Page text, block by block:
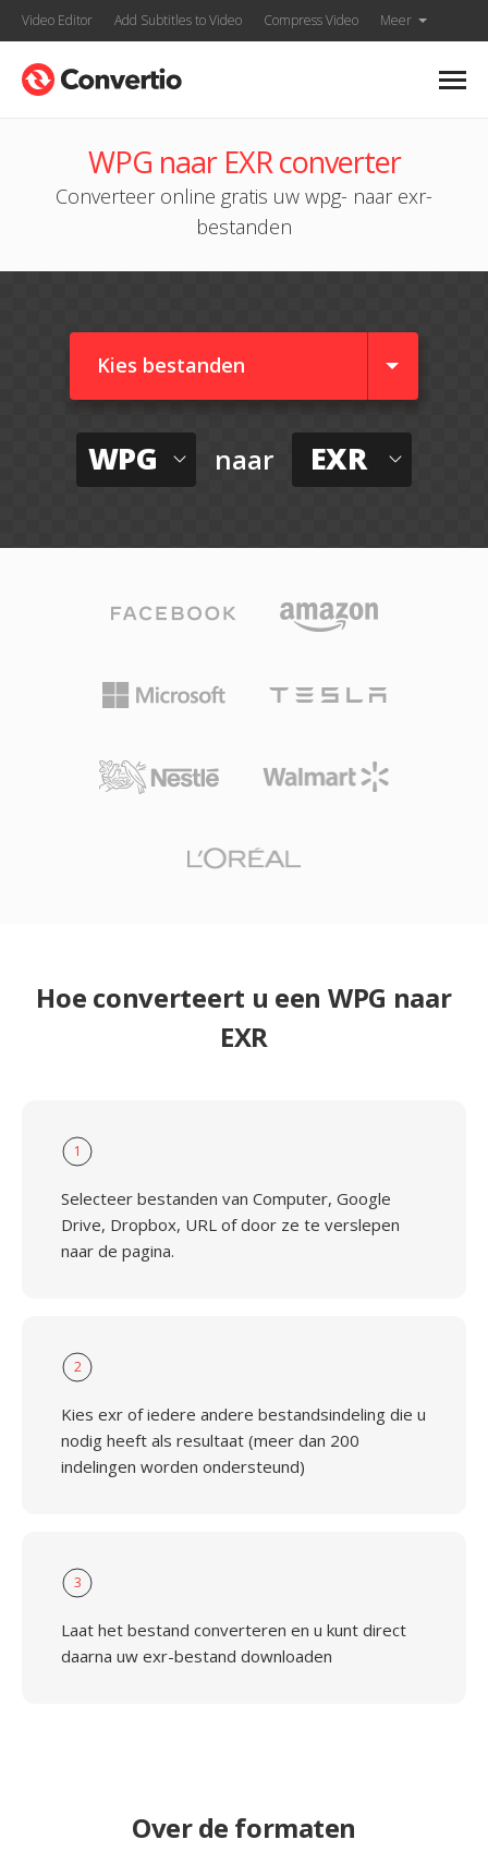
Video Editor Add Subtitles to Video Compress Video Meer
WPG naar EXR converter
Converteer online gratis uw wpg- naar exr-
bestanden
Kies bestanden
WPG naar EXR
Hoe converteert u een WPG naar
EXR
1
Selecteer bestanden van Computer, Google
Drive, Dropbox, URL of door ze te verslepen
naar de pagina.
2
Kies exr of iedere andere bestandsindeling die u
nodig heeft als resultaat (meer dan 200
indelingen worden ondersteund)
3
Laat het bestand converteren en u kunt direct
daarna uw exr-bestand downloaden
Over de formaten